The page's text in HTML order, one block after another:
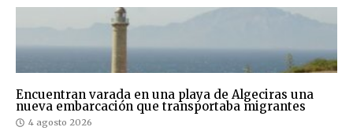
Encuentran varada en una playa de Algeciras una
nueva embarcación que transportaba migrantes
4 agosto 2026